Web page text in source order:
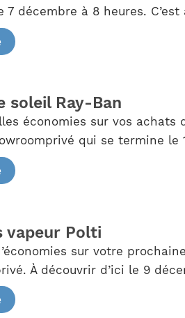
décembre à 8 heures.
soleil Ray-Ban
économies sur vos
qui se termine le
vapeur Polti
sur votre
À découvrir d’ici le 9